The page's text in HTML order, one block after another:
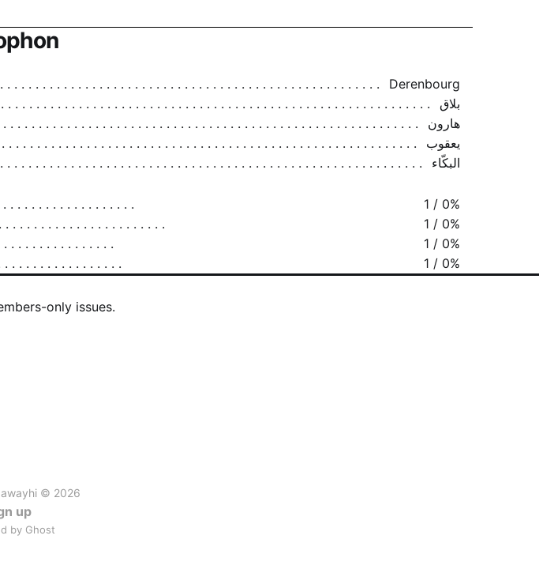
Derenbourg
بلاق
هارون
يعقوب
البكّاء
1 / 0%
1 / 0%
1 / 0%
1 / 0%
only issues.
© 2026
up
by Ghost